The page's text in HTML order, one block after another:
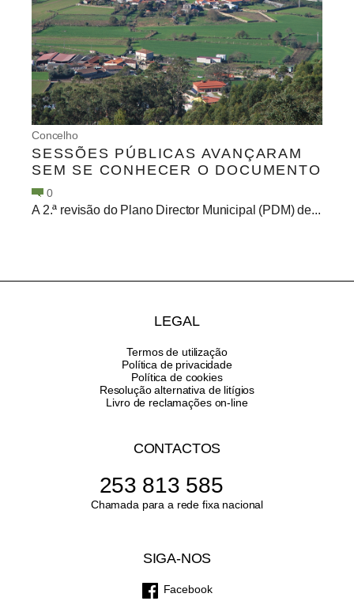
Concelho
SESSÕES PÚBLICAS AVANÇARAM
SEM SE CONHECER O DOCUMENTO
0
A 2.ª revisão do Plano Director Municipal (PDM) de...
LEGAL
Termos de utilização
Política de privacidade
Política de cookies
Resolução alternativa de litígios
Livro de reclamações on-line
CONTACTOS
253 813 585
Chamada para a rede fixa nacional
SIGA-NOS
Facebook